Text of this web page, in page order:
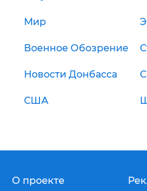
Мир
Военное Обозрение
Новости Донбасса
США
О проекте